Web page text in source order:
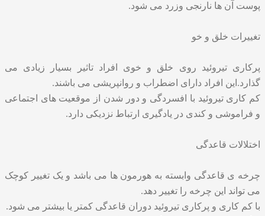
پوست آن ها نارنجی وزرد می شود.
تغییرات خلق و خو
پرکاری تیروئید روی خلق و خوی افراد تاثیر بسیار زیادی می
گذارد.این افراد دارای اضطراب و روانپریشی می باشند.
کم کاری تیروئید با افسردگی و دور شدن از موقعیت های اجتماعی
و فراموشی و کندی در یادگیری ارتباط نزدیکی دارد.
اختلالات قاعدگی
چرخه ی قاعدگی وابسته به هورمون ها می باشد و یک تغییر کوچک
می تواند این چرخه را تغییر دهد.
با کم کاری و پرکاری تیروئید دوران قاعدگی کمتر یا بیشتر می شود.